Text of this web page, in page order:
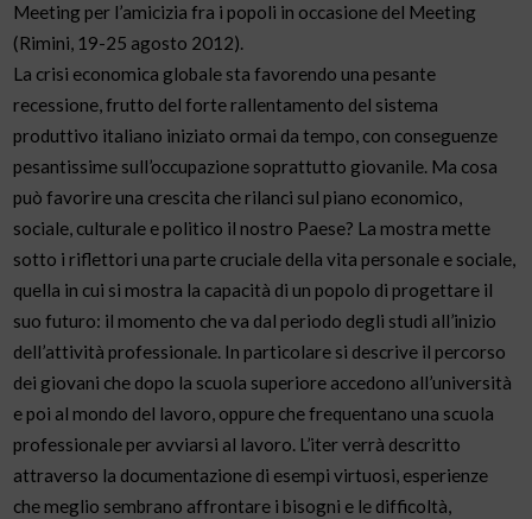
Meeting per l’amicizia fra i popoli in occasione del Meeting
(Rimini, 19-25 agosto 2012).
La crisi economica globale sta favorendo una pesante
recessione, frutto del forte rallentamento del sistema
produttivo italiano iniziato ormai da tempo, con conseguenze
pesantissime sull’occupazione soprattutto giovanile. Ma cosa
può favorire una crescita che rilanci sul piano economico,
sociale, culturale e politico il nostro Paese? La mostra mette
sotto i riflettori una parte cruciale della vita personale e sociale,
quella in cui si mostra la capacità di un popolo di progettare il
suo futuro: il momento che va dal periodo degli studi all’inizio
dell’attività professionale. In particolare si descrive il percorso
dei giovani che dopo la scuola superiore accedono all’università
e poi al mondo del lavoro, oppure che frequentano una scuola
professionale per avviarsi al lavoro. L’iter verrà descritto
attraverso la documentazione di esempi virtuosi, esperienze
che meglio sembrano affrontare i bisogni e le difficoltà,